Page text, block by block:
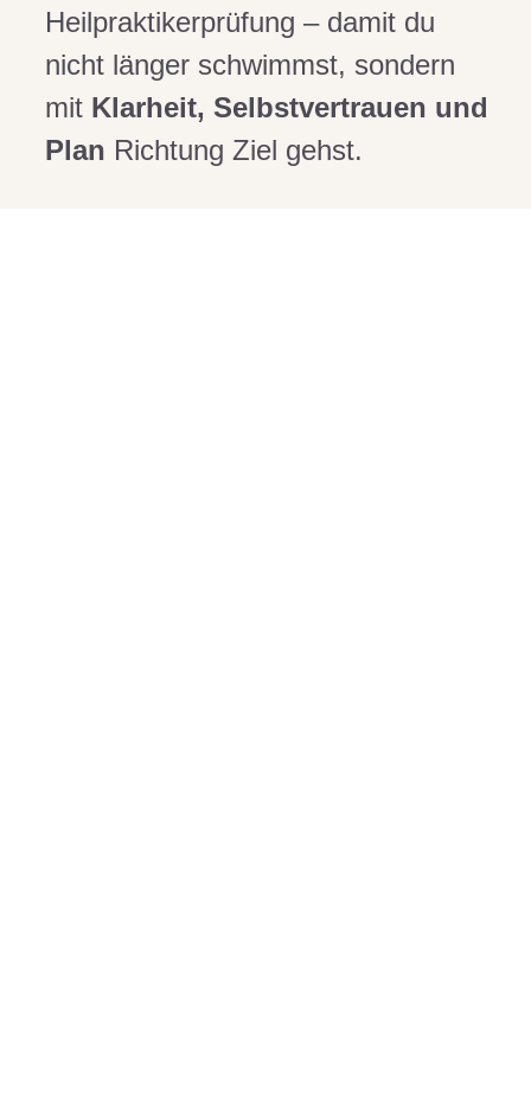
Heilpraktikerprüfung – damit du
nicht länger schwimmst, sondern
mit Klarheit, Selbstvertrauen und
Plan Richtung Ziel gehst.